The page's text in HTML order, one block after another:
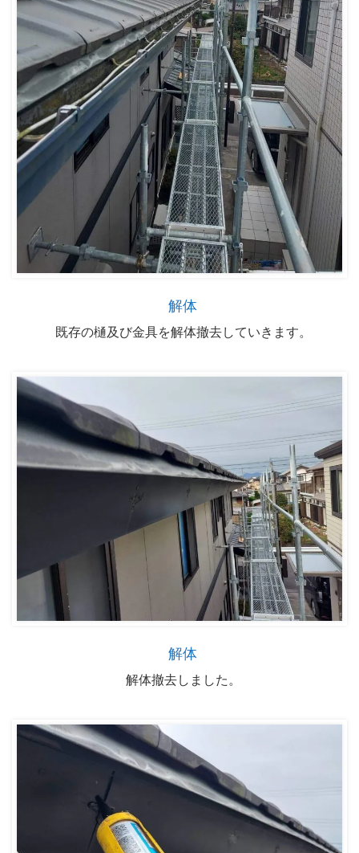
解体
既存の樋及び金具を解体撤去していきます。
解体
解体撤去しました。